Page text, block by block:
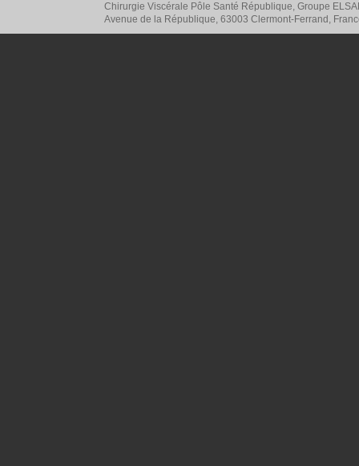
Chirurgie Viscérale Pôle Santé République, Groupe
Avenue de la République, 63003 Clermont-Ferrand,